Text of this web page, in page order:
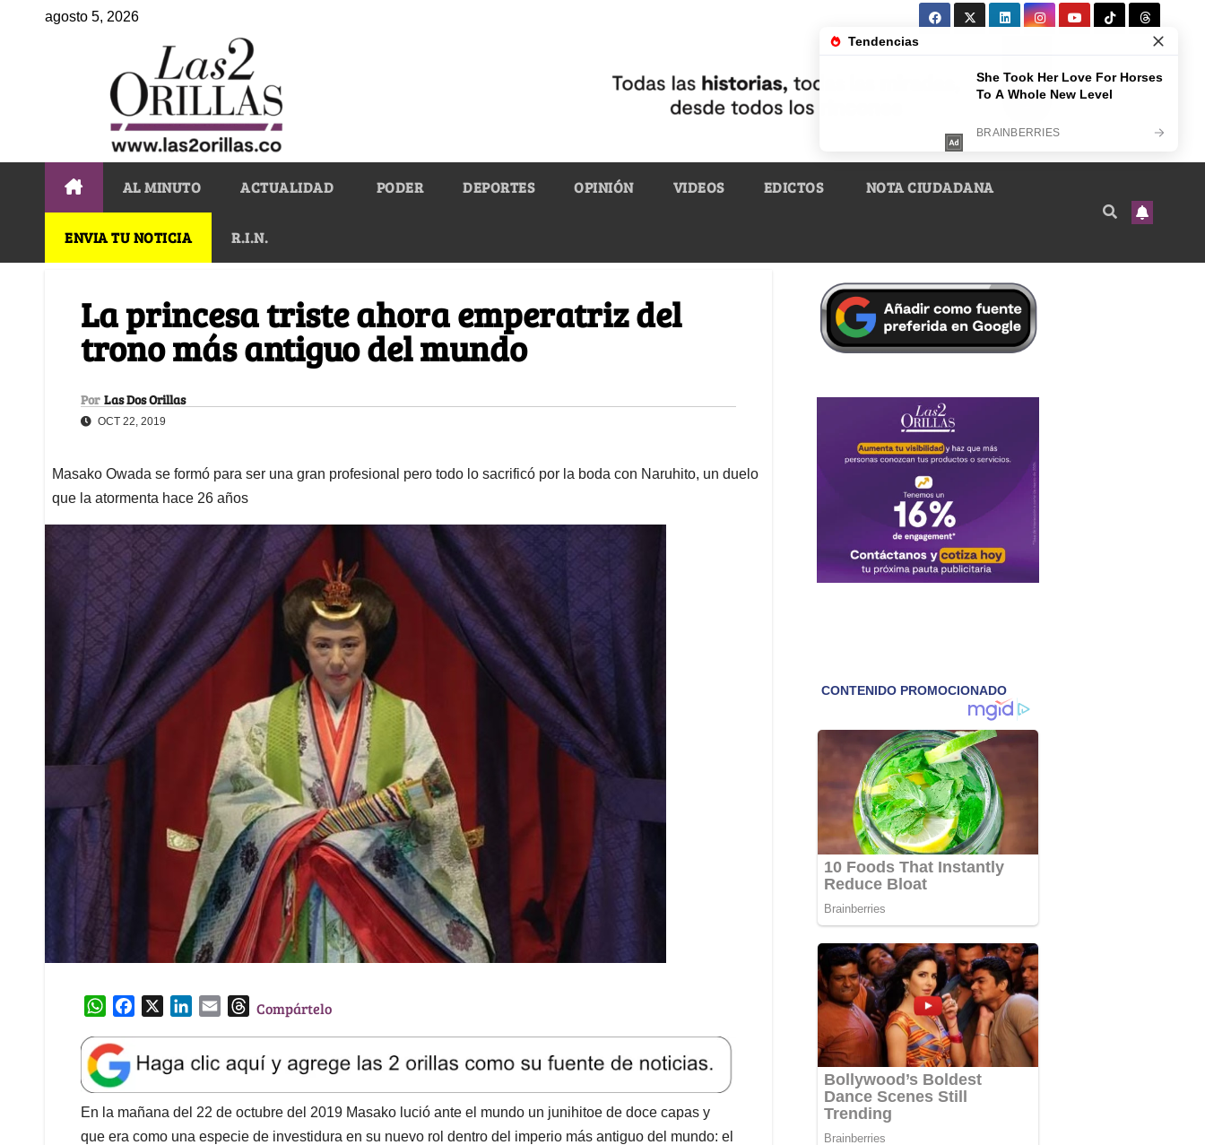
agosto 5, 2026
AL MINUTO ACTUALIDAD PODER DEPORTES OPINIÓN VIDEOS EDICTOS NOTA CIUDADANA
ENVIA TU NOTICIA R.I.N.
La princesa triste ahora emperatriz del
trono más antiguo del mundo
Por Las Dos Orillas
OCT 22, 2019
Masako Owada se formó para ser una gran profesional pero todo lo sacrificó por la boda con Naruhito, un duelo
que la atormenta hace 26 años
W
a
t
s
A
p
e
b
o
o
k
e
d
I
l
T
e
a
d
s
Compártelo
En la mañana del 22 de octubre del 2019 Masako lució ante el mundo un junihitoe de doce capas y
que era como una especie de investidura en su nuevo rol dentro del imperio más antiguo del mundo: el